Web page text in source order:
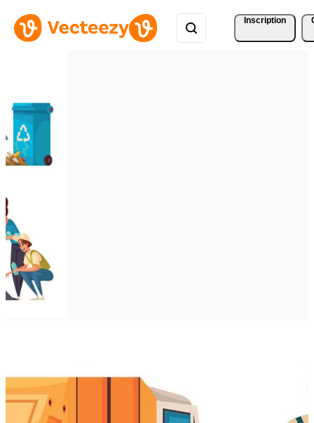
Inscription